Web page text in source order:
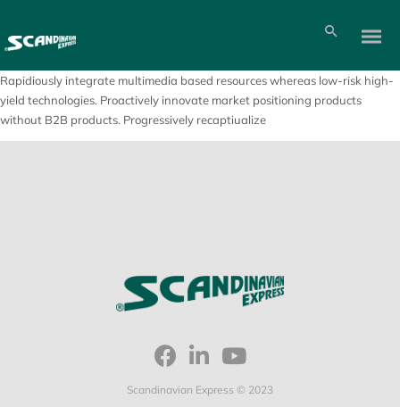
Rapidiously integrate multimedia based resources whereas low-risk high-
yield technologies. Proactively innovate market positioning products
without B2B products. Progressively recaptiualize
Scandinavian Express © 2023